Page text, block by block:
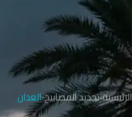
الرئيسية›تجديد المصابيح›العدان